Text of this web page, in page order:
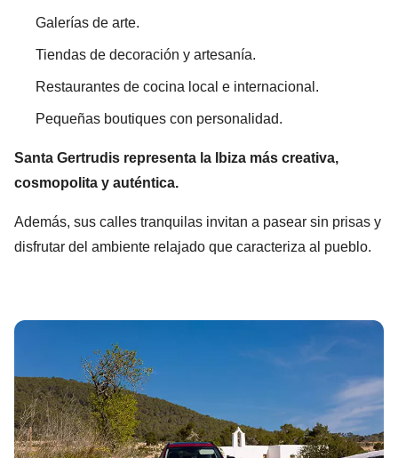
Galerías de arte.
Tiendas de decoración y artesanía.
Restaurantes de cocina local e internacional.
Pequeñas boutiques con personalidad.
Santa Gertrudis representa la Ibiza más creativa,
cosmopolita y auténtica.
Además, sus calles tranquilas invitan a pasear sin prisas y
disfrutar del ambiente relajado que caracteriza al pueblo.